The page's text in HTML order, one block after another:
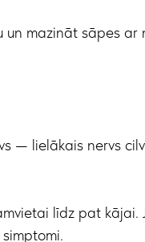
mazināt sāpes ar
— lielākais nervs
līdz pat kājai.